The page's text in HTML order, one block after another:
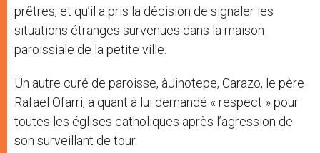
prêtres, et qu’il a pris la décision de signaler les
situations étranges survenues dans la maison
paroissiale de la petite ville.
Un autre curé de paroisse, àJinotepe, Carazo, le père
Rafael Ofarri, a quant à lui demandé « respect » pour
toutes les églises catholiques après l’agression de
son surveillant de tour.